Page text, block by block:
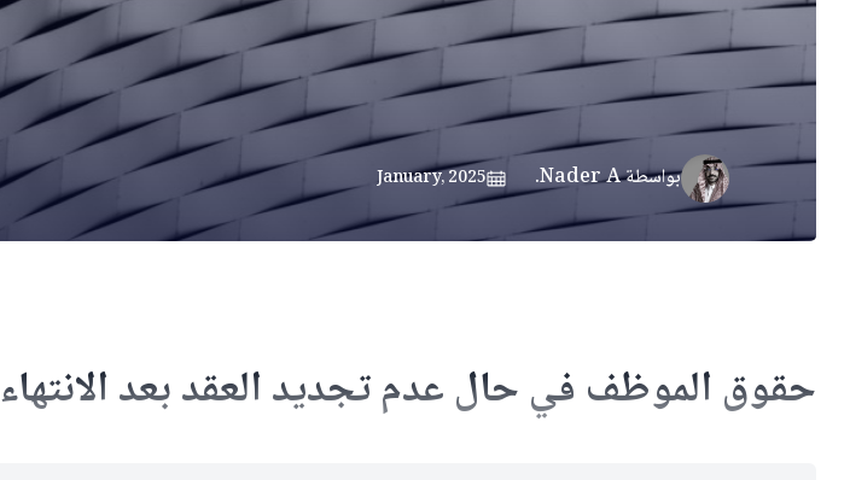
بواسطةNader A.
January, 2025
حقوق الموظف في حال عدم تجديد العقد بعد الانتهاء